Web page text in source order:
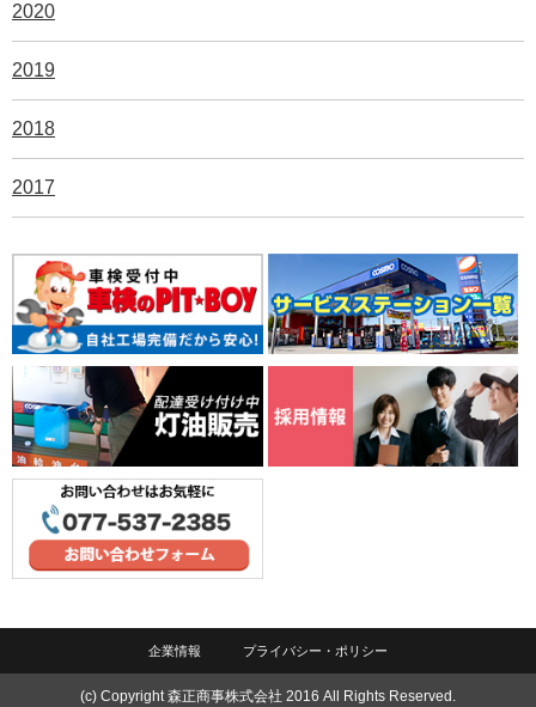
2020
2019
2018
2017
企業情報 プライバシー・ポリシー
(c) Copyright 森正商事株式会社 2016 All Rights Reserved.